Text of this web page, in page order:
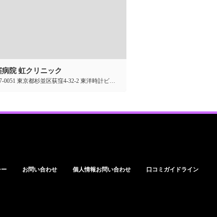
病院 虹クリニック
〒167-0051 東京都杉並区荻窪4-32-2 東洋時計ビル8F・9F
お問い合わせ 個人情報お問い合わせ 口コミガイドライン